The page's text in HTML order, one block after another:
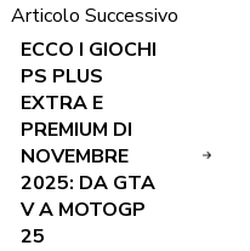
Articolo Successivo
ECCO I GIOCHI
PS PLUS
EXTRA E
PREMIUM DI
NOVEMBRE
2025: DA GTA
V A MOTOGP
25